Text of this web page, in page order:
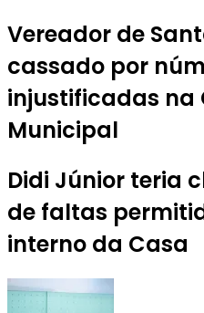
Vereador de
cassado por
injustificadas na
Municipal
Didi Júnior teria
de faltas
interno da Casa